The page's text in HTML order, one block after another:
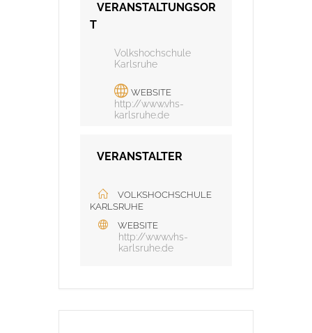
VERANSTALTUNGSOR
T
Volkshochschule
Karlsruhe
WEBSITE
http://www.vhs-
karlsruhe.de
VERANSTALTER
VOLKSHOCHSCHULE
KARLSRUHE
WEBSITE
http://www.vhs-
karlsruhe.de